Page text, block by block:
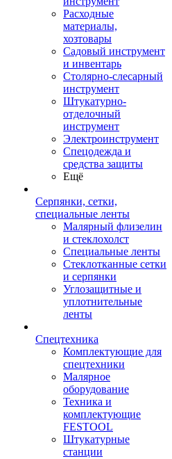
Расходные
материалы,
хозтовары
Садовый инструмент
и инвентарь
Столярно-слесарный
инструмент
Штукатурно-
отделочный
инструмент
Электроинструмент
Спецодежда и
средства защиты
Ещё
Серпянки, сетки,
специальные ленты
Малярный флизелин
и стеклохолст
Специальные ленты
Стеклотканные сетки
и серпянки
Углозащитные и
уплотнительные
ленты
Спецтехника
Комплектующие для
спецтехники
Малярное
оборудование
Техника и
комплектующие
FESTOOL
Штукатурные
станции